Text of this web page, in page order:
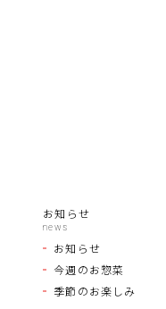
お知らせ
お知らせ
今週のお惣菜
季節のお楽しみ